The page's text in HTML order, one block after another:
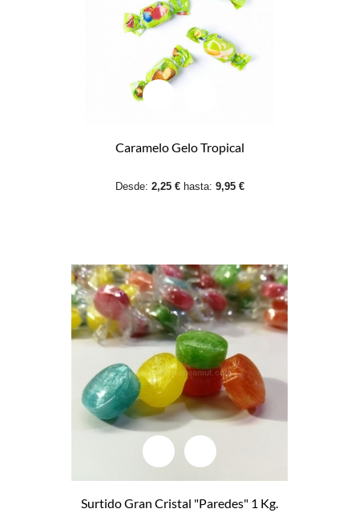
Caramelo Gelo Tropical
Desde: 2,25 € hasta: 9,95 €
Surtido Gran Cristal "Paredes" 1 Kg.